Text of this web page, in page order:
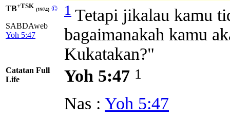
TB+TSK (1974) ©
SABDAweb
Yoh 5:47
1 Tetapi jikalau kamu
bagaimanakah kamu
Kukatakan?"
Catatan Full
Life
Yoh 5:47 1
Nas : Yoh 5:47